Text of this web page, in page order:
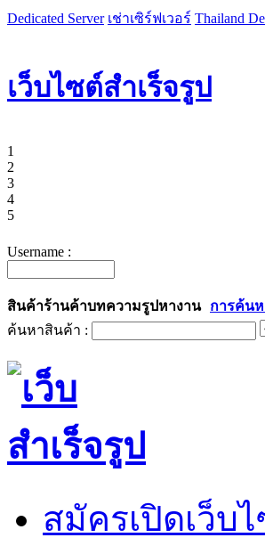
Dedicated Server เช่าเซิร์ฟเวอร์ Thailand
เว็บไซต์สำเร็จรูป
1
2
3
4
5
Username :
สินค้าร้านค้าบทความรูปหางาน
การค้น
ค้นหาสินค้า :
สมัครเปิดเว็บ